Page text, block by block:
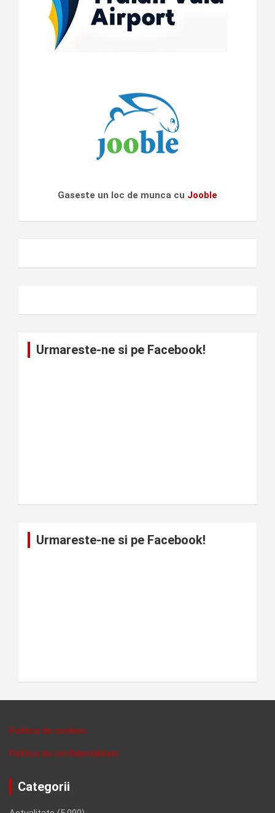
Gaseste un loc de munca cu Jooble
Urmareste-ne si pe Facebook!
Urmareste-ne si pe Facebook!
Politica de cookies
Politica de confidentalitate
Categorii